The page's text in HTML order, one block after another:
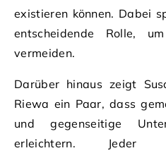
existieren können. Dabei
entscheidende Rolle,
vermeiden.
Darüber hinaus zeigt
Riewa ein Paar, dass
und gegenseitige
erleichtern. Jeder